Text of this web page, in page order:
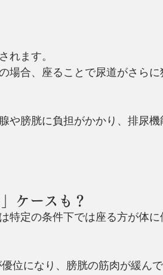
れます。
場合、座ることで尿道がさら
や膀胱に負担がかかり、排尿
ケースも？
特定の条件下では座る方が体
位になり、膀胱の筋肉が緩ん